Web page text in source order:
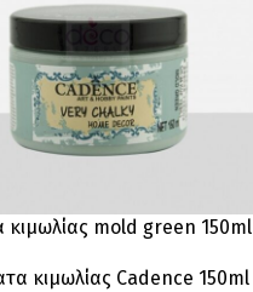
mold green 150ml
κιμωλίας Cadence 150ml